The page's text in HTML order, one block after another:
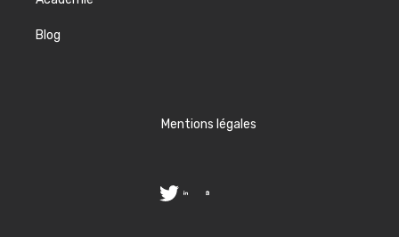
Blog
Mentions légales